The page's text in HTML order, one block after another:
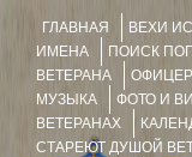
ГЛАВНАЯ ВЕХИ
ИМЕНА
ПОИСК
ВЕТЕРАНА
МУЗЫКА
ФОТО И
ВЕТЕРАНАХ
СТАРЕЮТ ДУШОЙ